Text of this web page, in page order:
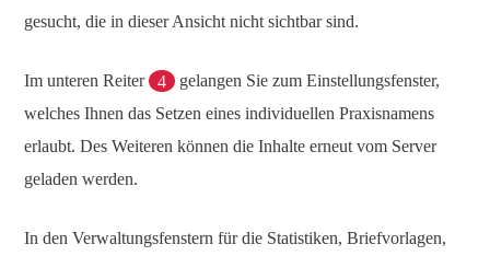
gesucht, die in dieser Ansicht nicht sichtbar sind.
Im unteren Reiter 4
gelangen Sie zum Einstellungsfenster,
welches Ihnen das Setzen eines individuellen Praxisnamens
erlaubt. Des Weiteren können die Inhalte erneut vom Server
geladen werden.
In den Verwaltungsfenstern für die Statistiken, Briefvorlagen,